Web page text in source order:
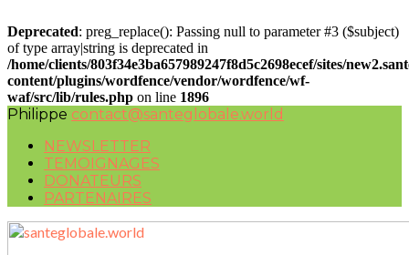
Deprecated: preg_replace(): Passing null to parameter #3 ($subject)
of type array|string is deprecated in
/home/clients/803f34e3ba657989247f8d5c2698ecef/sites/
content/plugins/wordfence/vendor/wordfence/wf-
waf/src/lib/rules.php on line 1896
Philippe contact@santeglobale.world
NEWSLETTER
TEMOIGNAGES
DONATEURS
PARTENAIRES